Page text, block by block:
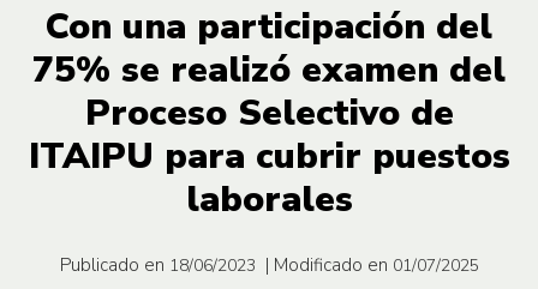
Con una participación del
75% se realizó examen del
Proceso Selectivo de
ITAIPU para cubrir puestos
laborales
Publicado en 18/06/2023 | Modificado en 01/07/2025